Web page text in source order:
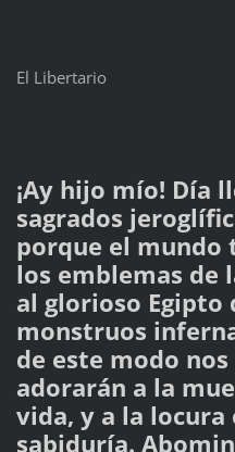
El Libertario
¡Ay hijo mío! Día
sagrados
porque el mundo
los emblemas de
al glorioso Egipto
monstruos
de este modo
adorarán a la
vida, y a la locura
sabiduría.